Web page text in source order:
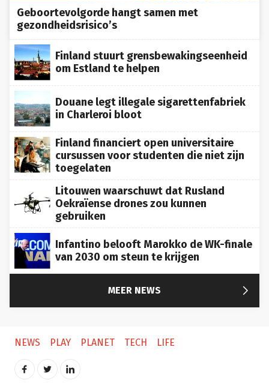
Geboortevolgorde hangt samen met
gezondheidsrisico’s
Finland stuurt grensbewakingseenheid
om Estland te helpen
Douane legt illegale sigarettenfabriek
in Charleroi bloot
Finland financiert open universitaire
cursussen voor studenten die niet zijn
toegelaten
Litouwen waarschuwt dat Rusland
Oekraïense drones zou kunnen
gebruiken
Infantino belooft Marokko de WK-finale
van 2030 om steun te krijgen
MEER NEWS 
NEWS PLAY PLANET TECH LIFE